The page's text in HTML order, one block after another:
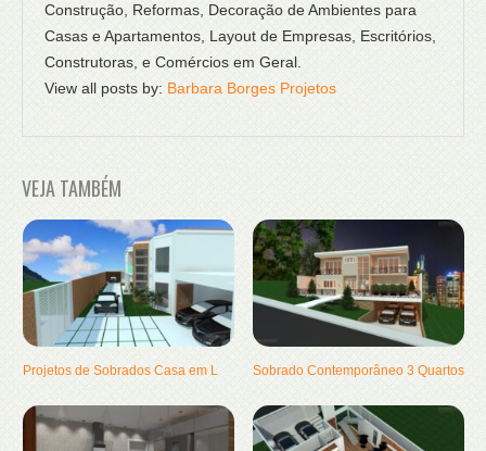
Construção, Reformas, Decoração de Ambientes para
Casas e Apartamentos, Layout de Empresas, Escritórios,
Construtoras, e Comércios em Geral.
View all posts by: Barbara Borges Projetos
VEJA TAMBÉM
Projetos de Sobrados Casa em L Sobrado Contemporâneo 3 Quartos